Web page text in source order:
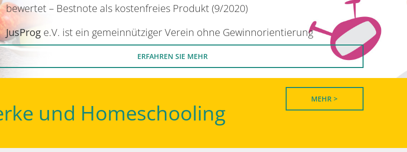
bewertet – Bestnote als kostenfreies Produkt (9/2020)
JusProge.V. ist ein gemeinnütziger Verein ohne Gewinnorientierung
ERFAHREN SIE MEHR
und Homeschooling
MEHR >